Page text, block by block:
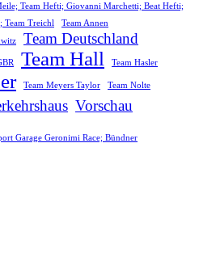
Team Hefti; Giovanni Marchetti; Beat Hefti;
Team Treichl
Team Annen
Team Deutschland
Team Hall Team Hasler
Team Meyers Taylor Team Nolte
Vorschau
Garage Geronimi Race; Bündner